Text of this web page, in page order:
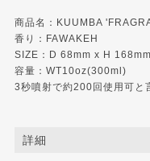
商品名：KUUMBA
香り：FAWAKEH
SIZE：D 68mm x H 168mm
容量：WT10oz(300ml)
3秒噴射で約200回使用可と
詳細